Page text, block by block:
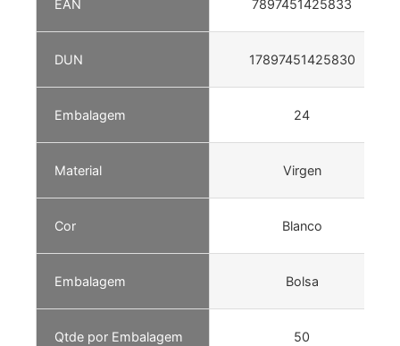
EAN 7897451425833
DUN 17897451425830
Embalagem 24
Material Virgen
Cor Blanco
Embalagem Bolsa
Qtde por Embalagem 50